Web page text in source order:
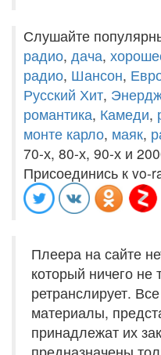
Слушайте
радио, дача,
радио, Шансон,
Русский Хит,
романтика, Камеди,
монте карло, маяк,
70-х, 80-х, 90-х и
Присоединись к vo-
Плеера на сайте
который ничего не
ретранслирует.
материалы,
принадлежат их